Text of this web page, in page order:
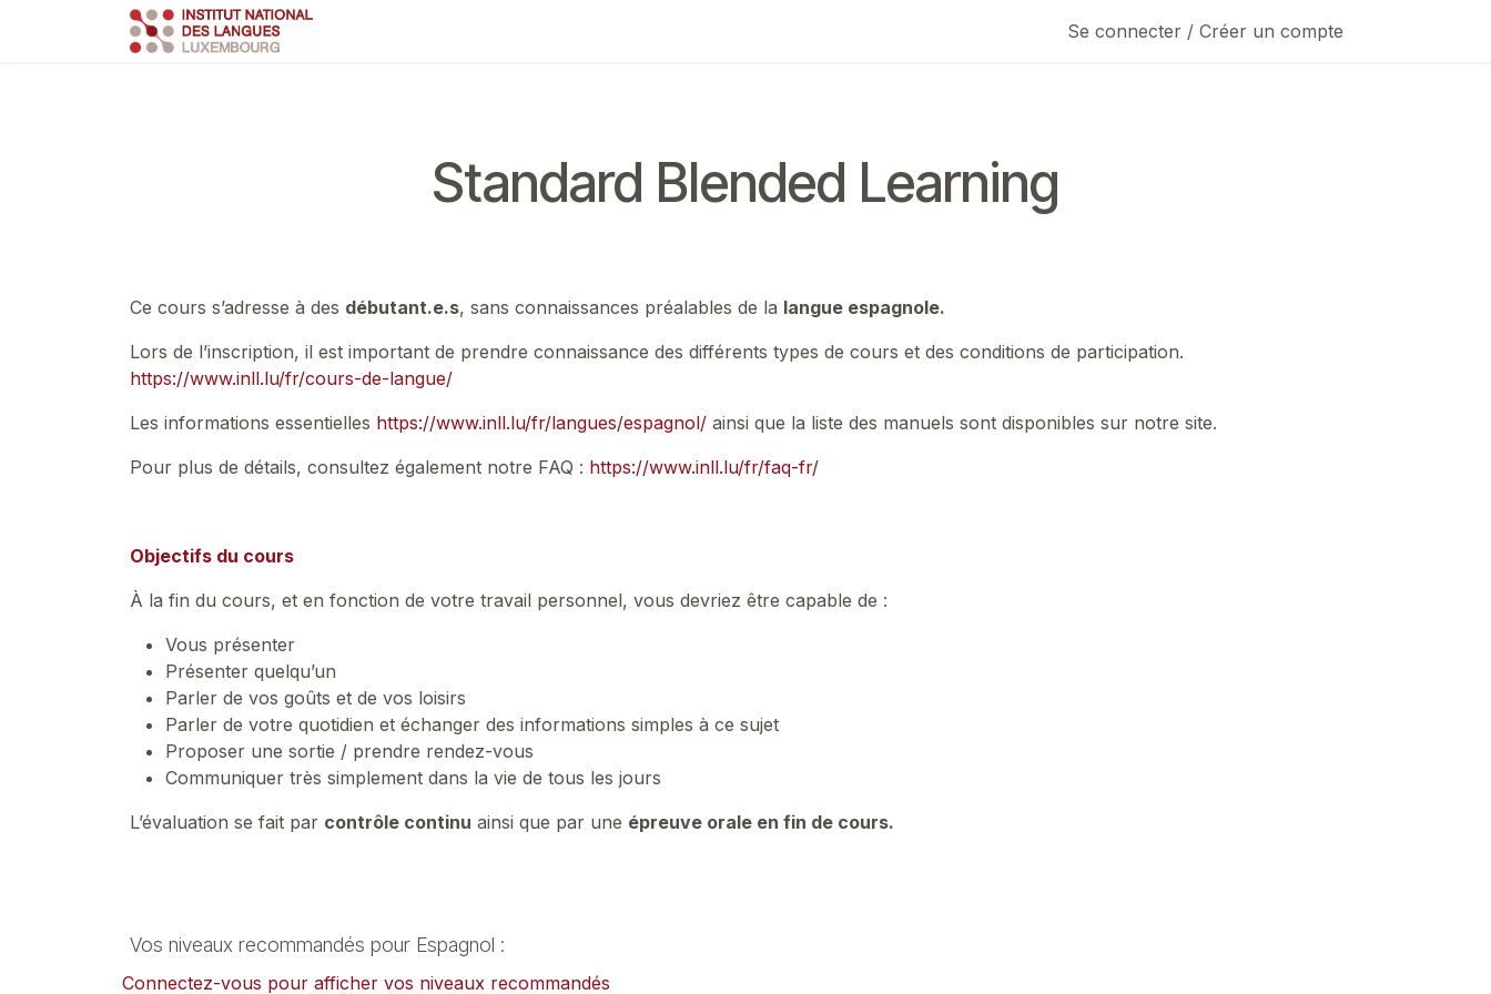
Se rendre au contenu
Se connecter / Créer un compte
Standard Blended Learning
Ce cours s’adresse à des débutant.e.s, sans connaissances préalables de la langue espagnole.
Lors de l’inscription, il est important de prendre connaissance des différents types de cours et des conditions de participation.
https://www.inll.lu/fr/cours-de-langue/
Les informations essentielles https://www.inll.lu/fr/langues/espagnol/ ainsi que la liste des manuels sont disponibles sur notre site.
Pour plus de détails, consultez également notre FAQ : https://www.inll.lu/fr/faq-fr/
Objectifs du cours
À la fin du cours, et en fonction de votre travail personnel, vous devriez être capable de :
Vous présenter
Présenter quelqu’un
Parler de vos goûts et de vos loisirs
Parler de votre quotidien et échanger des informations simples à ce sujet
Proposer une sortie / prendre rendez-vous
Communiquer très simplement dans la vie de tous les jours
L’évaluation se fait par contrôle continu ainsi que par une épreuve orale en fin de cours.
Vos niveaux recommandés pour Espagnol :
Connectez-vous pour afficher vos niveaux recommandés